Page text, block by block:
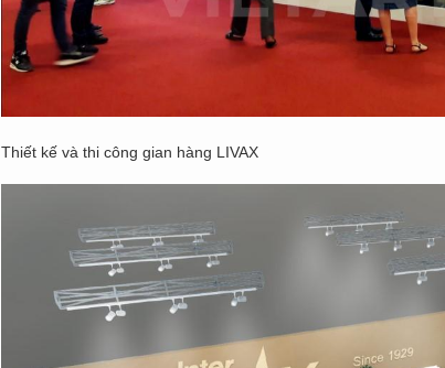
Thiết kế và thi công gian hàng LIVAX